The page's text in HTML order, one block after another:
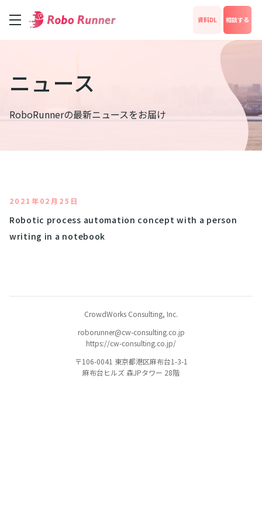
運営会社
資料DL 相談する
ニュース
RoboRunnerの最新ニュースをお届け
2021年02月25日
Robotic process automation concept with a person
writing in a notebook
CrowdWorks Consulting, Inc.
roborunner@cw-consulting.co.jp
https://cw-consulting.co.jp/
〒106-0041 東京都港区麻布台1-3-1
麻布台ヒルズ 森JPタワー 28階